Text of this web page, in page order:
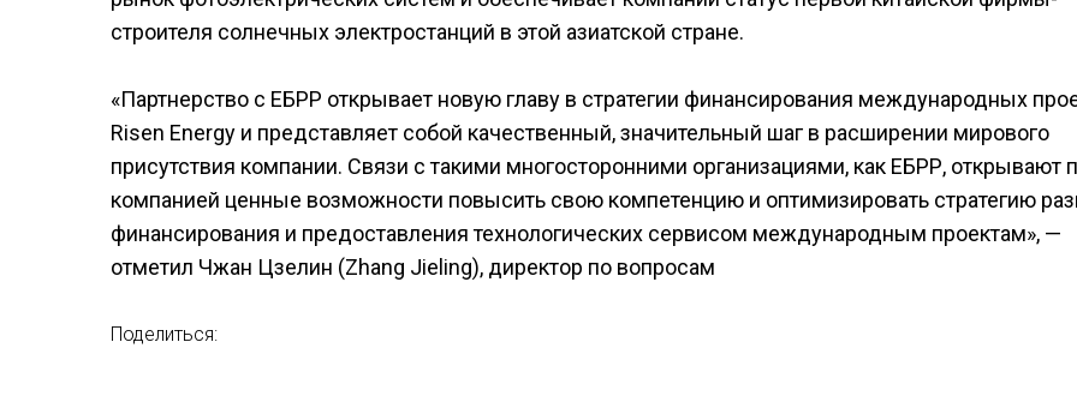
строителя солнечных электростанций в этой азиатской стране.
«Партнерство с ЕБРР открывает новую главу в стратегии финансирования международных
Risen Energy и представляет собой качественный, значительный шаг в расширении мирового
присутствия компании. Связи с такими многосторонними организациями, как ЕБРР, открывают
компанией ценные возможности повысить свою компетенцию и оптимизировать стратегию
финансирования и предоставления технологических сервисом международным проектам», —
отметил Чжан Цзелин (Zhang Jieling), директор по вопросам
Поделиться: